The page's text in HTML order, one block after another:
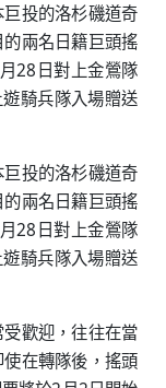
投的洛杉磯道奇
兩名日籍巨頭搖
28日對上金鶯隊
騎兵隊入場贈送
投的洛杉磯道奇
兩名日籍巨頭搖
28日對上金鶯隊
騎兵隊入場贈送
歡迎，往往在當
在轉隊後，搖頭